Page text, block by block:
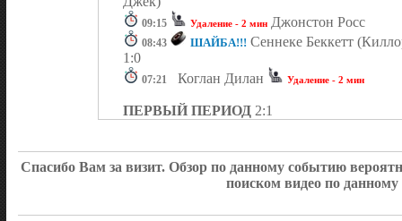
09:15 Удаление - 2 мин Джонстон Росс
08:43 ШАЙБА!!! Сеннеке Беккетт
1:0
07:21 Коглан Дилан Удаление - 2 мин
ПЕРВЫЙ ПЕРИОД 2:1
Спасибо Вам за визит. Обзор по данному событию
поиском видео по